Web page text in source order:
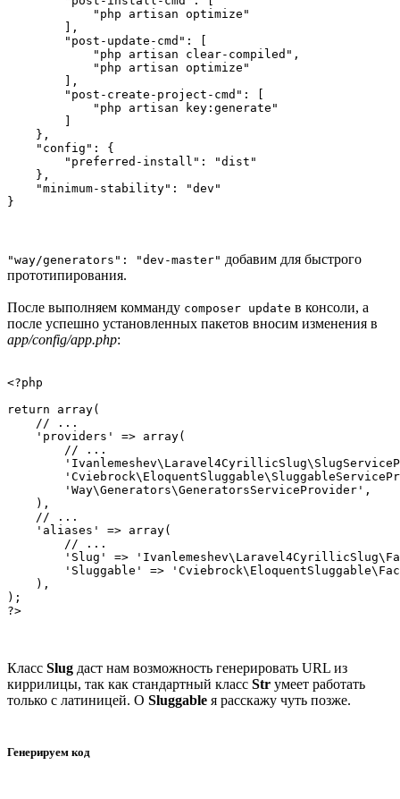
            "php artisan optimize"
        ],
        "post-update-cmd": [
            "php artisan clear-compiled",
            "php artisan optimize"
        ],
        "post-create-project-cmd": [
            "php artisan key:generate"
    },
    "config": {
        "preferred-install": "dist"
    },
    "minimum-stability": "dev"
"way/generators": "dev-master" добавим для быстрого
прототипирования.
После выполняем комманду composer update в консоли, а
после успешно установленных пакетов вносим изменения в
app/config/app.php:
<?php
return array(
    // ...
    'providers' => array(
        // ...
        'Way\Generators\GeneratorsServiceProvider',
    ),
    // ...
    'aliases' => array(
        // ...
'Slug' =>
'Sluggable' =>
    ),
);
Класс Slug даст нам возможность генерировать URL из
киррилицы, так как стандартный класс Str умеет работать
только с латиницей. О Sluggable я расскажу чуть позже.
Генерируем код